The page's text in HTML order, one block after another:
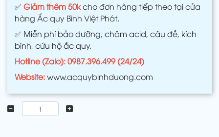
✅ Giảm thêm 50kcho đơn hàng tiếp theo tại cửa
hàng Ắc quy Bình Việt Phát.
✅ Miễn phí bảo dưỡng, châm acid, câu đề, kích
bình, cứu hộ ắc quy.
Hotline (Zalo): 0987.396.499 (24/24)
Website:www.acquybinhduong.com